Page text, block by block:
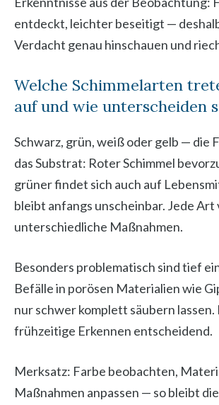
entdeckt, leichter beseitigt —
Verdacht genau hinschauen und
Welche Schimmelarten
auf und wie unterscheiden
Schwarz, grün, weiß oder gelb — die
das Substrat: Roter Schimmel
grüner findet sich auch auf
bleibt anfangs unscheinbar. Jede
unterschiedliche Maßnahmen.
Besonders problematisch sind tief
Befälle in porösen Materialien wie
nur schwer komplett säubern lassen.
frühzeitige Erkennen entscheidend.
Merksatz: Farbe beobachten,
Maßnahmen anpassen — so bleibt